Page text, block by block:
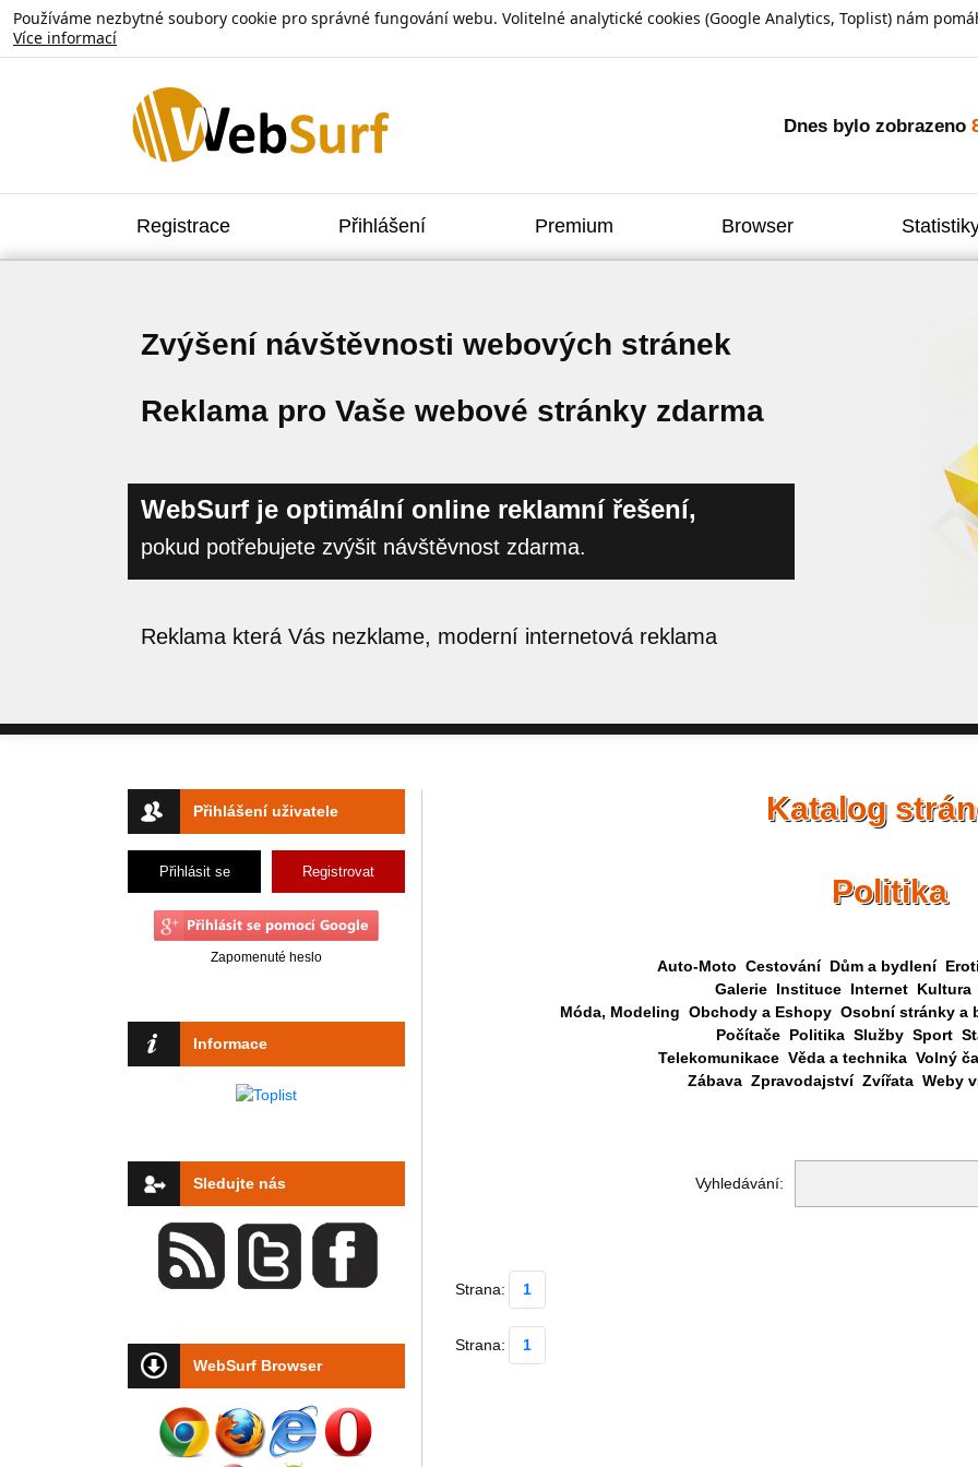
Používáme nezbytné soubory cookie pro správné fungování webu. Volitelné analytické cookies (Google Analytics, Toplist) nám
Více informací
Dnes bylo zobrazeno
Registrace Přihlášení Premium Browser
Zvýšení návštěvnosti webových stránek
Reklama pro Vaše webové stránky zdarma
WebSurf je optimální online reklamní řešení,
pokud potřebujete zvýšit návštěvnost zdarma.
Reklama která Vás nezklame, moderní internetová reklama
Přihlášení uživatele
Přihlásit se Registrovat
Zapomenuté heslo
Informace
Sledujte nás
WebSurf Browser
Katalog
Politika
Auto-Moto Cestování Dům a bydlení
Galerie Instituce Internet Kultura
Móda, Modeling Obchody a Eshopy Osobní stránky a
Počítače Politika Služby Sport
Telekomunikace Věda a technika Volný
Zábava Zpravodajství Zvířata Weby
Vyhledávání:
Strana: 1
Strana: 1